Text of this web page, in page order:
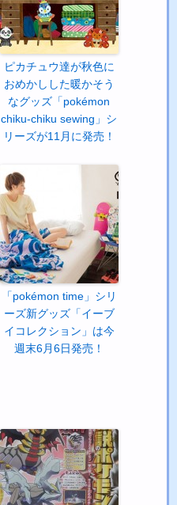
ピカチュウ達が秋色に
おめかしした暖かそう
なグッズ「pokémon
chiku-chiku sewing」シ
リーズが11月に発売！
「pokémon time」シリ
ーズ新グッズ「イーブ
イコレクション」は今
週末6月6日発売！